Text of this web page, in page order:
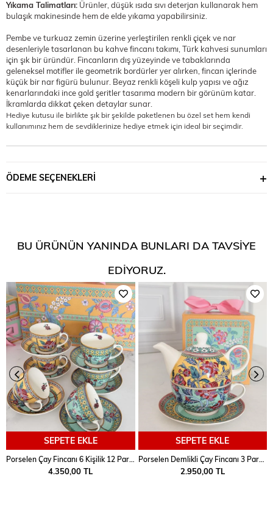
Yıkama Talimatları: Ürünler, düşük ısıda sıvı deterjan kullanarak hem
bulaşık makinesinde hem de elde yıkama yapabilirsiniz.
Pembe ve turkuaz zemin üzerine yerleştirilen renkli çiçek ve nar
desenleriyle tasarlanan bu kahve fincanı takımı, Türk kahvesi sunumları
için şık bir üründür. Fincanların dış yüzeyinde ve tabaklarında
geleneksel motifler ile geometrik bordürler yer alırken, fincan içlerinde
küçük bir nar figürü bulunur. Beyaz renkli köşeli kulp yapısı ve ağız
kenarlarındaki ince gold şeritler tasarıma modern bir görünüm katar.
İkramlarda dikkat çeken detaylar sunar.
Hediye kutusu ile birlikte şık bir şekilde paketlenen bu özel set hem kendi
kullanımınız hem de sevdiklerinize hediye etmek için ideal bir seçimdir.
ÖDEME SEÇENEKLERI
BU ÜRÜNÜN YANINDA BUNLARI DA TAVSIYE
EDIYORUZ.
SEPETE EKLE
4.350,00 TL
SEPETE EKLE
Porselen Demlikli Çay Fincanı 3 Parça Life
2.950,00 TL